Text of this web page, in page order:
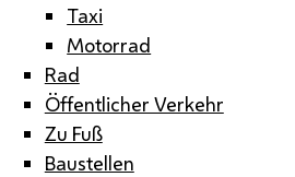
Taxi
Motorrad
Rad
Öffentlicher Verkehr
Zu Fuß
Baustellen